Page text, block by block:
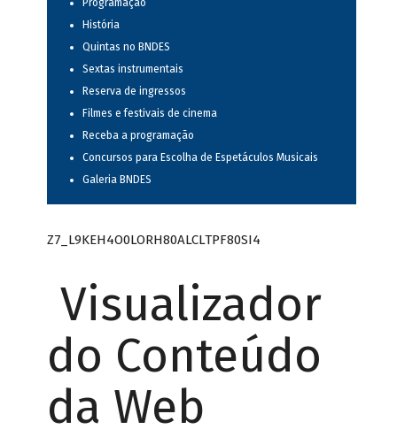
Programação
História
Quintas no BNDES
Sextas instrumentais
Reserva de ingressos
Filmes e festivais de cinema
Receba a programação
Concursos para Escolha de Espetáculos Musicais
Galeria BNDES
Z7_L9KEH4O0LORH80ALCLTPF80SI4
Visualizador
do Conteúdo
da Web